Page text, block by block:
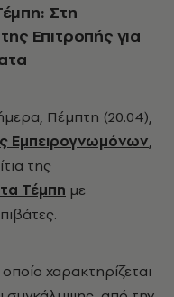
Στη
Επιτροπής για
Πέμπτη (20.04),
Εμπειρογνωμόνων,
της
Τέμπη με
χαρακτηρίζεται